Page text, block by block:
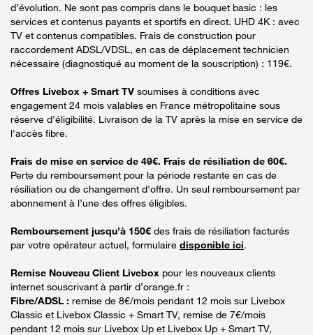
d’évolution. Ne sont pas compris dans le bouquet basic : les
services et contenus payants et sportifs en direct. UHD 4K : avec
TV et contenus compatibles. Frais de construction pour
raccordement ADSL/VDSL, en cas de déplacement technicien
nécessaire (diagnostiqué au moment de la souscription) : 119€.
Offres Livebox + Smart TV soumises à conditions avec
engagement 24 mois valables en France métropolitaine sous
réserve d’éligibilité. Livraison de la TV après la mise en service de
l'accès fibre.
Frais de mise en service de 49€. Frais de résiliation de 60€.
Perte du remboursement pour la période restante en cas de
résiliation ou de changement d'offre. Un seul remboursement par
abonnement à l’une des offres éligibles.
Remboursement jusqu’à 150€ des frais de résiliation facturés
par votre opérateur actuel, formulaire disponible ici.
Remise Nouveau Client Livebox pour les nouveaux clients
internet souscrivant à partir d’orange.fr :
Fibre/ADSL : remise de 8€/mois pendant 12 mois sur Livebox
Classic et Livebox Classic + Smart TV, remise de 7€/mois
pendant 12 mois sur Livebox Up et Livebox Up + Smart TV,